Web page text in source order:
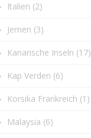
Italien (2)
Jemen (3)
Kanarische Inseln (17)
Kap Verden (6)
Korsika Frankreich (1)
Malaysia (6)